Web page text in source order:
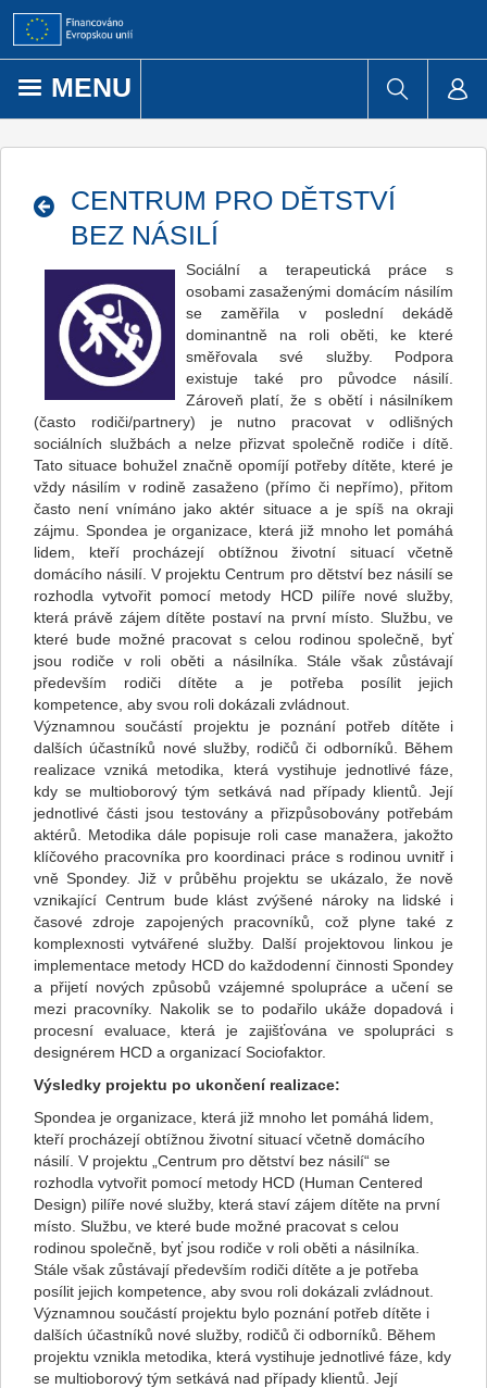
Přejít k obsahu
MENU
CENTRUM PRO DĚTSTVÍ
BEZ NÁSILÍ
Sociální a terapeutická práce s
osobami zasaženými domácím násilím
se zaměřila v poslední dekádě
dominantně na roli oběti, ke které
směřovala své služby. Podpora
existuje také pro původce násilí.
Zároveň platí, že s obětí i násilníkem
(často rodiči/partnery) je nutno pracovat v odlišných
sociálních službách a nelze přizvat společně rodiče i dítě.
Tato situace bohužel značně opomíjí potřeby dítěte, které je
vždy násilím v rodině zasaženo (přímo či nepřímo), přitom
často není vnímáno jako aktér situace a je spíš na okraji
zájmu. Spondea je organizace, která již mnoho let pomáhá
lidem, kteří procházejí obtížnou životní situací včetně
domácího násilí. V projektu Centrum pro dětství bez násilí se
rozhodla vytvořit pomocí metody HCD pilíře nové služby,
která právě zájem dítěte postaví na první místo. Službu, ve
které bude možné pracovat s celou rodinou společně, byť
jsou rodiče v roli oběti a násilníka. Stále však zůstávají
především rodiči dítěte a je potřeba posílit jejich
kompetence, aby svou roli dokázali zvládnout.
Významnou součástí projektu je poznání potřeb dítěte i
dalších účastníků nové služby, rodičů či odborníků. Během
realizace vzniká metodika, která vystihuje jednotlivé fáze,
kdy se multioborový tým setkává nad případy klientů. Její
jednotlivé části jsou testovány a přizpůsobovány potřebám
aktérů. Metodika dále popisuje roli case manažera, jakožto
klíčového pracovníka pro koordinaci práce s rodinou uvnitř i
vně Spondey. Již v průběhu projektu se ukázalo, že nově
vznikající Centrum bude klást zvýšené nároky na lidské i
časové zdroje zapojených pracovníků, což plyne také z
komplexnosti vytvářené služby. Další projektovou linkou je
implementace metody HCD do každodenní činnosti Spondey
a přijetí nových způsobů vzájemné spolupráce a učení se
mezi pracovníky. Nakolik se to podařilo ukáže dopadová i
procesní evaluace, která je zajišťována ve spolupráci s
designérem HCD a organizací Sociofaktor.
Výsledky projektu po ukončení realizace:
Spondea je organizace, která již mnoho let pomáhá lidem,
kteří procházejí obtížnou životní situací včetně domácího
násilí. V projektu „Centrum pro dětství bez násilí“ se
rozhodla vytvořit pomocí metody HCD (Human Centered
Design) pilíře nové služby, která staví zájem dítěte na první
místo. Službu, ve které bude možné pracovat s celou
rodinou společně, byť jsou rodiče v roli oběti a násilníka.
Stále však zůstávají především rodiči dítěte a je potřeba
posílit jejich kompetence, aby svou roli dokázali zvládnout.
Významnou součástí projektu bylo poznání potřeb dítěte i
dalších účastníků nové služby, rodičů či odborníků. Během
projektu vznikla metodika, která vystihuje jednotlivé fáze, kdy
se multioborový tým setkává nad případy klientů. Její